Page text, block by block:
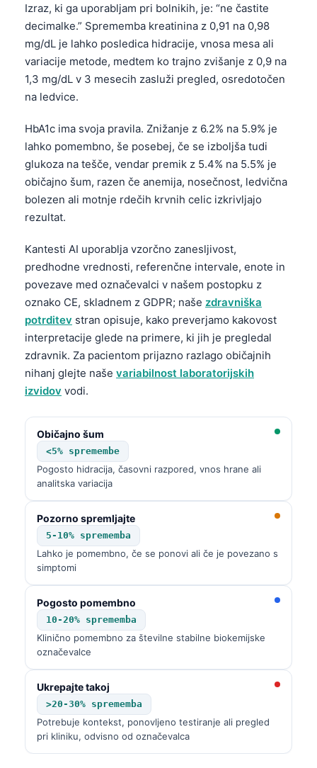
Izraz, ki ga uporabljam pri bolnikih, je: “ne častite
decimalke.” Sprememba kreatinina z 0,91 na 0,98
mg/dL je lahko posledica hidracije, vnosa mesa ali
variacije metode, medtem ko trajno zvišanje z 0,9 na
1,3 mg/dL v 3 mesecih zasluži pregled, osredotočen
na ledvice.
HbA1c ima svoja pravila. Znižanje z 6.2% na 5.9% je
lahko pomembno, še posebej, če se izboljša tudi
glukoza na tešče, vendar premik z 5.4% na 5.5% je
običajno šum, razen če anemija, nosečnost, ledvična
bolezen ali motnje rdečih krvnih celic izkrivljajo
rezultat.
Kantesti AI uporablja vzorčno zanesljivost,
predhodne vrednosti, referenčne intervale, enote in
povezave med označevalci v našem postopku z
oznako CE, skladnem z GDPR; naše zdravniška
potrditev stran opisuje, kako preverjamo kakovost
interpretacije glede na primere, ki jih je pregledal
zdravnik. Za pacientom prijazno razlago običajnih
nihanj glejte naše variabilnost laboratorijskih
izvidov vodi.
Običajno šum
<5% spremembe
Pogosto hidracija, časovni razpored, vnos hrane ali
analitska variacija
Pozorno spremljajte
5-10% sprememba
Lahko je pomembno, če se ponovi ali če je povezano s
simptomi
Pogosto pomembno
10-20% sprememba
Klinično pomembno za številne stabilne biokemijske
označevalce
Ukrepajte takoj
>20-30% sprememba
Potrebuje kontekst, ponovljeno testiranje ali pregled
pri kliniku, odvisno od označevalca